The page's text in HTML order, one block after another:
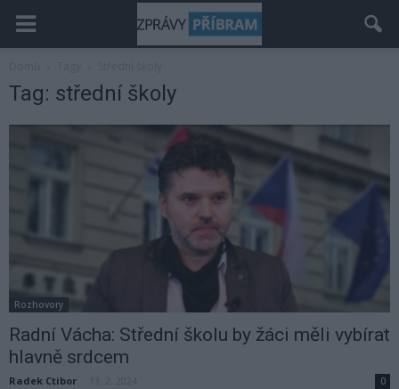
Tag: střední školy
Rozhovory
Radní Vácha: Střední školu by žáci měli vybírat
hlavně srdcem
Radek Ctibor 0